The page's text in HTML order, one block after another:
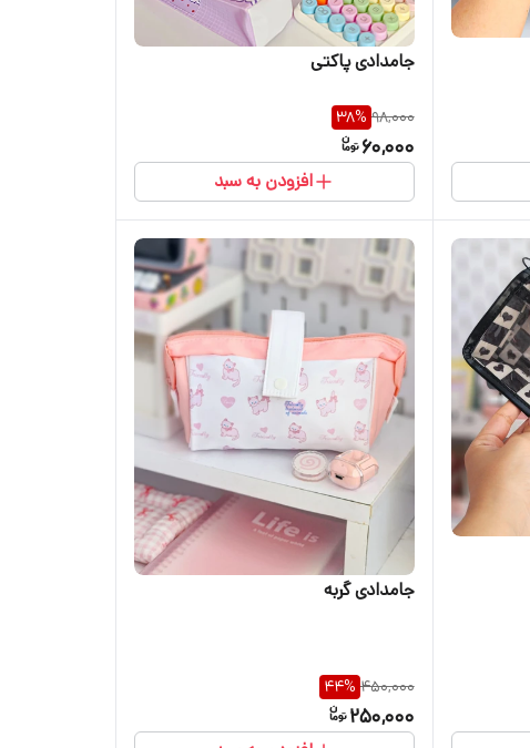
جامدادی پاکتی
98,000
38%
60,000
افزودن به سبد
جامدادی گربه
450,000
44%
250,000